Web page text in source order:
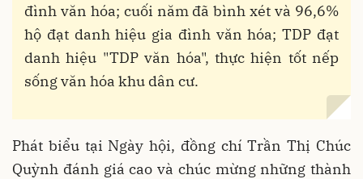
đình văn hóa; cuối năm đã bình xét và 96,6%
hộ đạt danh hiệu gia đình văn hóa; TDP đạt
danh hiệu "TDP văn hóa", thực hiện tốt nếp
sống văn hóa khu dân cư.
Phát biểu tại Ngày hội, đồng chí Trần Thị Chúc
Quỳnh đánh giá cao và chúc mừng những thành